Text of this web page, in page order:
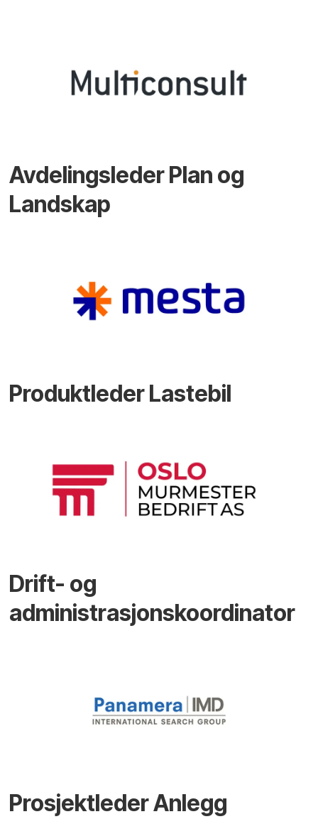
Avdelingsleder Plan og
Landskap
Produktleder Lastebil
Drift- og
administrasjonskoordinator
Prosjektleder Anlegg